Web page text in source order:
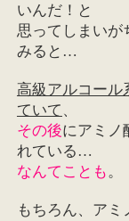
いんだ！と
思ってしまいが
みると…
高級アルコール
ていて 、
その後にアミノ
れている…
なんてことも。
もちろん、ア